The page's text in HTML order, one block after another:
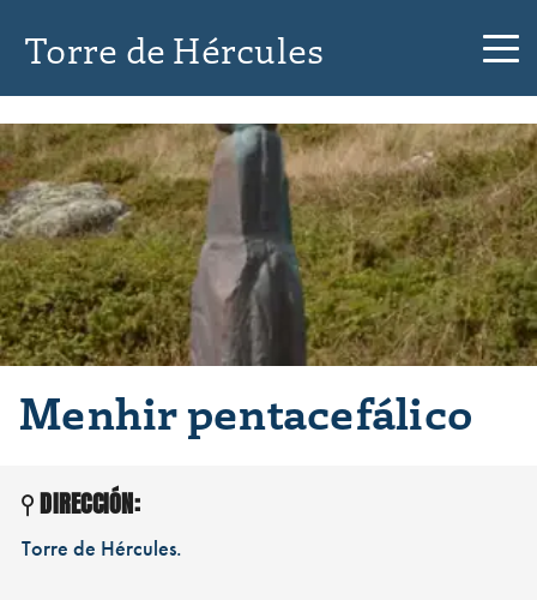
Torre de Hércules
Menhir pentacefálico
DIRECCIÓN:
Torre de Hércules.